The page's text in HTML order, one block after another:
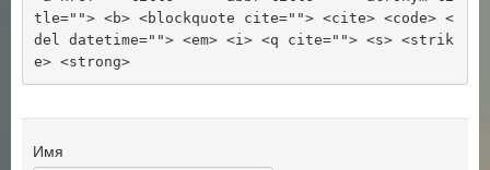
tle=""> <b> <blockquote cite=""> <cite> <code> <
del datetime=""> <em> <i> <q cite=""> <s> <strik
e> <strong>
Имя